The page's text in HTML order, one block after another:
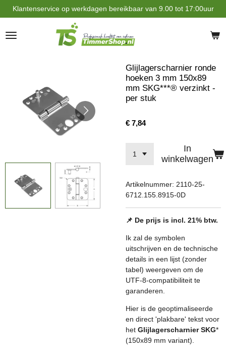
Ga
direct
naar
de
Klantenservice op werkdagen bereikbaar van 9.00 tot 17:00uur
Glijlagerscharnier ronde
hoeken 3 mm 150x89
mm SKG***® verzinkt -
per stuk
€ 7,84
In
winkelwagen
Artikelnummer: 2110-25-
6712.155.8915-0D
📌 De prijs is incl. 21% btw.
Ik zal de symbolen
uitschrijven en de technische
details in een lijst (zonder
tabel) weergeven om de
UTF-8-compatibiliteit te
garanderen.
Hier is de geoptimaliseerde
en direct 'plakbare' tekst voor
het Glijlagerscharnier SKG*
(150x89 mm variant).